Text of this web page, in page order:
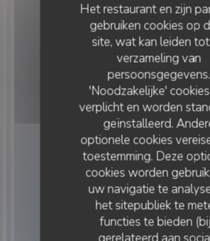
Het restaurant en zijn
gebruiken cookies op
site, wat kan leiden
verzameling van
persoonsgegevens.
'Noodzakelijke'
verplicht en worden
geïnstalleerd.
optionele cookies
toestemming. Deze
cookies worden
uw navigatie te
het sitepubliek te
functies te bieden